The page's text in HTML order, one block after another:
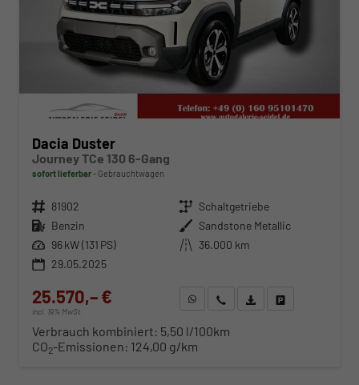
Dacia Duster
Journey TCe 130 6-Gang
sofort lieferbar Gebrauchtwagen
Fahrzeugnr. 81902 Getriebe Schaltgetriebe
Kraftstoff Benzin Außenfarbe Sandstone Metallic
Leistung 96 kW (131 PS) Kilometerstand 36.000 km
29.05.2025
25.570,– €
incl. 19% MwSt.
WhatsApp anfragen
Wir rufen Sie anFahrzeugexposé (PDF)
Verbrauch kombiniert: 5,50 l/100km
CO2-Emissionen: 124,00 g/km